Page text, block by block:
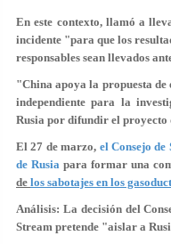
En este contexto, llamó a
incidente "para que los
responsables sean llevados
"China apoya la propuesta
independiente para la
Rusia por difundir el proyecto
El 27 de marzo, el Consejo
de Rusia para formar una
de los sabotajes en los
Análisis: La decisión del
Stream pretende "aislar a